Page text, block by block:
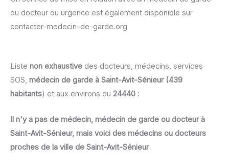
ou docteur ou urgence est également disponible sur
contacter-medecin-de-garde.org
Liste non exhaustive des docteurs, médecins, services
SOS, médecin de garde à Saint-Avit-Sénieur (439
habitants) et aux environs du 24440 :
Il n'y a pas de médecin, médecin de garde ou docteur à
Saint-Avit-Sénieur, mais voici des médecins ou docteurs
proches de la ville de Saint-Avit-Sénieur